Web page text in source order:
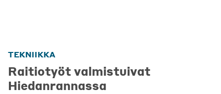
TEKNIIKKA
Raitiotyöt valmistuivat
Hiedanrannassa